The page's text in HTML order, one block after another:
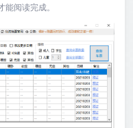
阅读完成。